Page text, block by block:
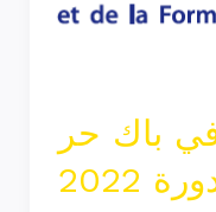
باك حر
2022